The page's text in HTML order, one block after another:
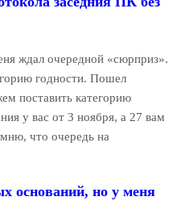
ждал очередной «сюрприз».
годности. Пошел
поставить категорию
у вас от 3 ноября, а 27 вам
что очередь на
оснований, но у меня